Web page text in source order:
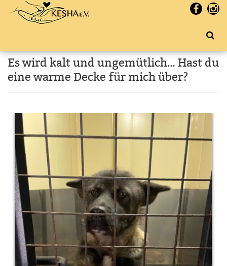
Es wird kalt und ungemütlich… Hast du
eine warme Decke für mich über?